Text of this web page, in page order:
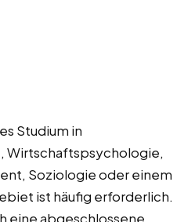
Studium in
Wirtschaftspsychologie,
Soziologie oder einem
ist häufig erforderlich.
eine abgeschlossene